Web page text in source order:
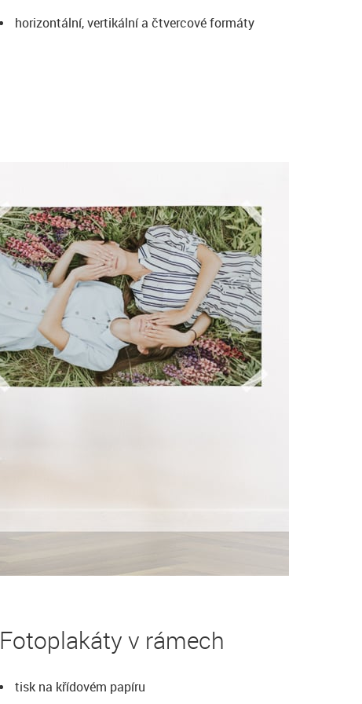
horizontální, vertikální a čtvercové formáty
Fotoplakáty v rámech
tisk na křídovém papíru